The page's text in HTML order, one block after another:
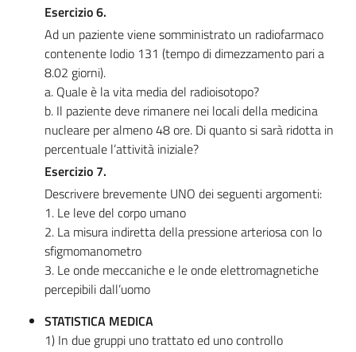
Esercizio 6.
Ad un paziente viene somministrato un radiofarmaco
contenente Iodio 131 (tempo di dimezzamento pari a
8.02 giorni).
a. Quale è la vita media del radioisotopo?
b. Il paziente deve rimanere nei locali della medicina
nucleare per almeno 48 ore. Di quanto si sarà ridotta in
percentuale l’attività iniziale?
Esercizio 7.
Descrivere brevemente UNO dei seguenti argomenti:
1. Le leve del corpo umano
2. La misura indiretta della pressione arteriosa con lo
sfigmomanometro
3. Le onde meccaniche e le onde elettromagnetiche
percepibili dall’uomo
STATISTICA MEDICA
1) In due gruppi uno trattato ed uno controllo